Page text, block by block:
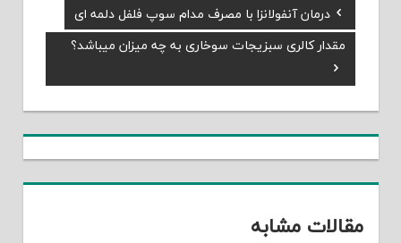
راهبری
نوشته
Previous
Post:
درمان آنفولانزا با مصرف مدام سوپ فلفل دلمه ای
Next
Post:
مقدار کالری سبزیجات سوخاری به چه میزان میباشد؟
مقالات مشابه